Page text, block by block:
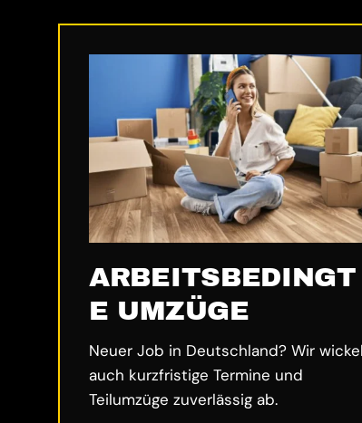
ARBEITSBEDINGT
E UMZÜGE
Neuer Job in Deutschland? Wir
auch kurzfristige Termine und
Teilumzüge zuverlässig ab.